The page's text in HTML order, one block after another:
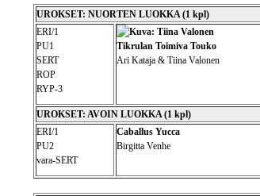
UROKSET: NUORTEN LUOKKA (1 kpl)
ERI/1
PU1
SERT
ROP
RYP-3
Tikrulan Toimiva Touko
Ari Kataja & Tiina Valonen
UROKSET: AVOIN LUOKKA (1 kpl)
ERI/1
PU2
vara-SERT
Caballus Yucca
Birgitta Venhe